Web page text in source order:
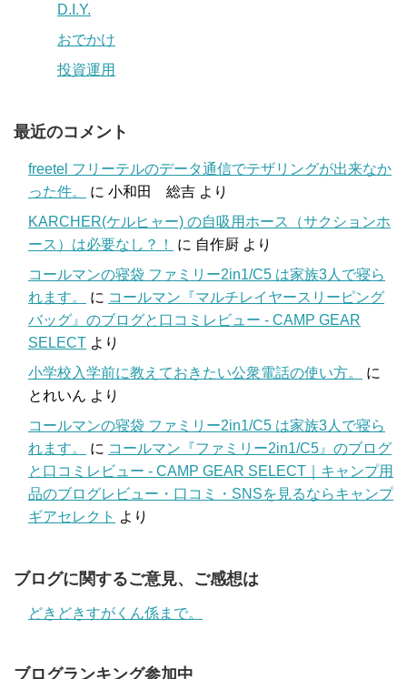
D.I.Y.
おでかけ
投資運用
最近のコメント
freetel フリーテルのデータ通信でテザリングが出来なか
った件。
に 小和田 総吉 より
KARCHER(ケルヒャー) の自吸用ホース（サクションホ
ース）は必要なし？！
に 自作厨 より
コールマンの寝袋 ファミリー2in1/C5 は家族3人で寝ら
れます。
に コールマン『マルチレイヤースリーピング
バッグ』のブログと口コミレビュー - CAMP GEAR
SELECT より
小学校入学前に教えておきたい公衆電話の使い方。
に
とれいん より
コールマンの寝袋 ファミリー2in1/C5 は家族3人で寝ら
れます。
に コールマン『ファミリー2in1/C5』のブログ
と口コミレビュー - CAMP GEAR SELECT｜キャンプ用
品のブログレビュー・口コミ・SNSを見るならキャンプ
ギアセレクト より
ブログに関するご意見、ご感想は
どきどきすがくん係まで。
ブログランキング参加中